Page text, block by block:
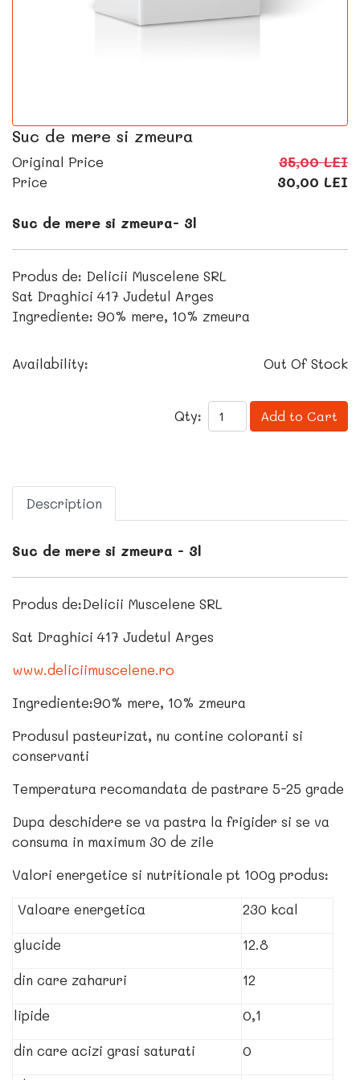
Suc de mere si zmeura
Original Price
35,00 LEI
Price
30,00 LEI
Suc de mere si zmeura- 3l
Produs de: Delicii Muscelene SRL
Sat Draghici 417 Judetul Arges
Ingrediente: 90% mere, 10% zmeura
Availability: Out Of Stock
Qty: Add to Cart
Description
Suc de mere si zmeura - 3l
Produs de:Delicii Muscelene SRL
Sat Draghici 417 Judetul Arges
www.deliciimuscelene.ro
Ingrediente:90% mere, 10% zmeura
Produsul pasteurizat, nu contine coloranti si
conservanti
Temperatura recomandata de pastrare 5-25 grade
Dupa deschidere se va pastra la frigider si se va
consuma in maximum 30 de zile
Valori energetice si nutritionale pt 100g produs:
Valoare energetica
230 kcal
glucide
12.8
din care zaharuri
12
lipide
0,1
din care acizi grasi saturati
0